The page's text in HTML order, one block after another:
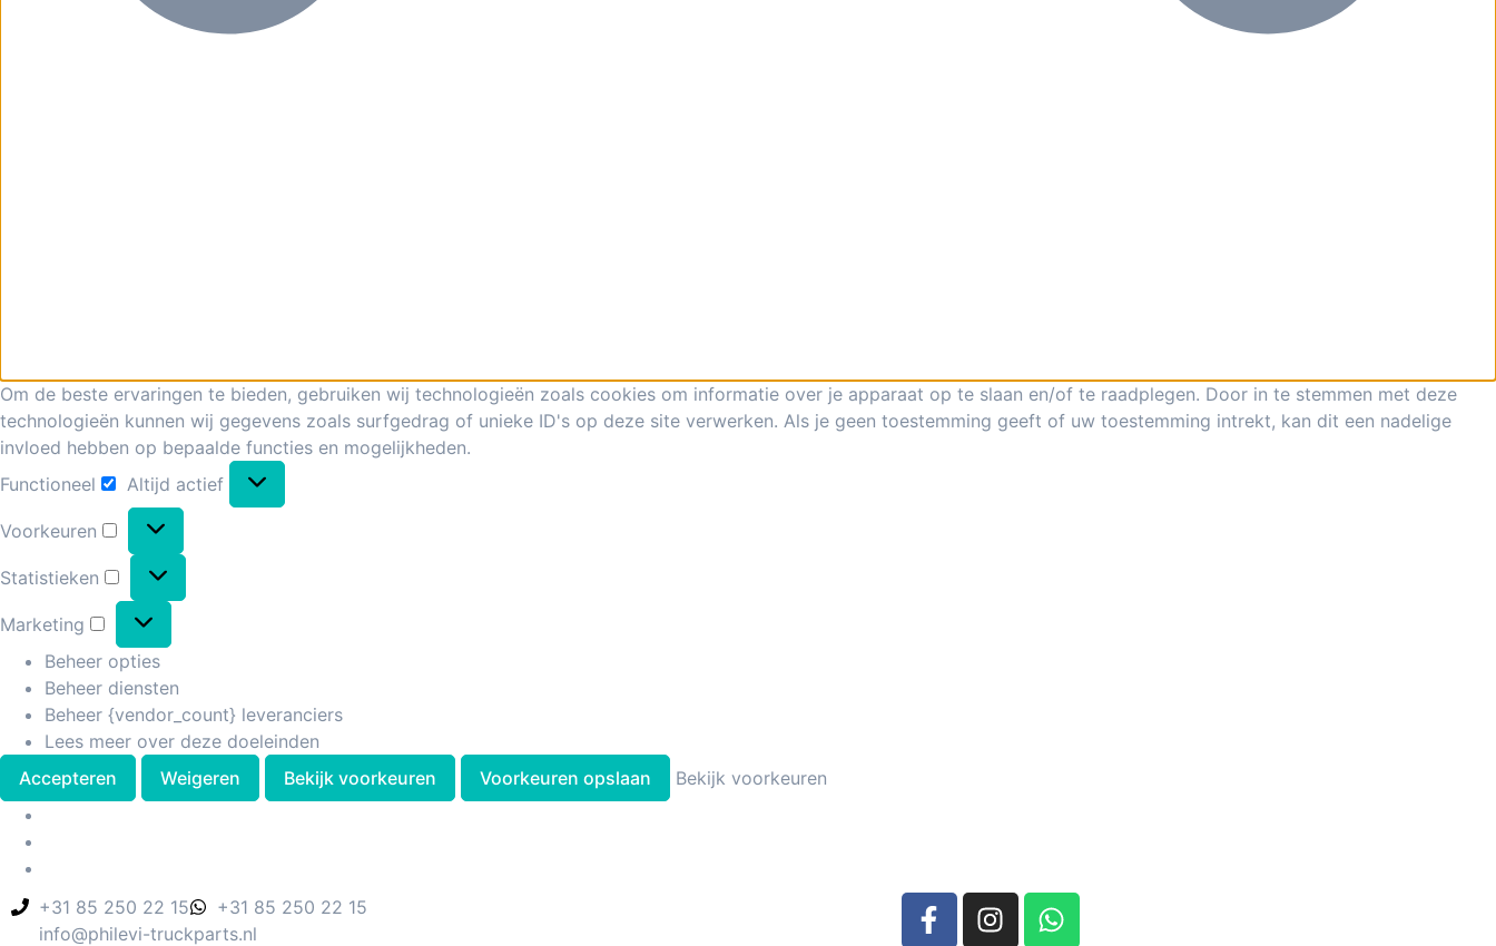
Om de beste ervaringen te bieden, gebruiken wij technologieën zoals cookies om informatie over je apparaat op te slaan en/of te raadplegen. Door in te stemmen met deze
technologieën kunnen wij gegevens zoals surfgedrag of unieke ID's op deze site verwerken. Als je geen toestemming geeft of uw toestemming intrekt, kan dit een nadelige
invloed hebben op bepaalde functies en mogelijkheden.
Functioneel
Altijd actief
Voorkeuren
Statistieken
Marketing
Beheer opties
Beheer diensten
Beheer {vendor_count} leveranciers
Lees meer over deze doeleinden
Accepteren
Weigeren Bekijk voorkeuren Voorkeuren opslaan Bekijk voorkeuren
+31 85 250 22 15
+31 85 250 22 15
info@philevi-truckparts.nl